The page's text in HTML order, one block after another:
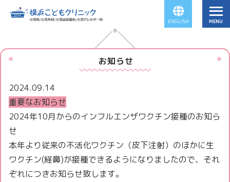
ENGLISH
お知らせ
2024.09.14
重要なお知らせ
2024年10月からのインフルエンザワクチン接種のお知ら
せ
本年より従来の不活化ワクチン（皮下注射）のほかに生
ワクチン(経鼻)が接種できるようになりましたので、それ
ぞれにつきお知らせ致します。